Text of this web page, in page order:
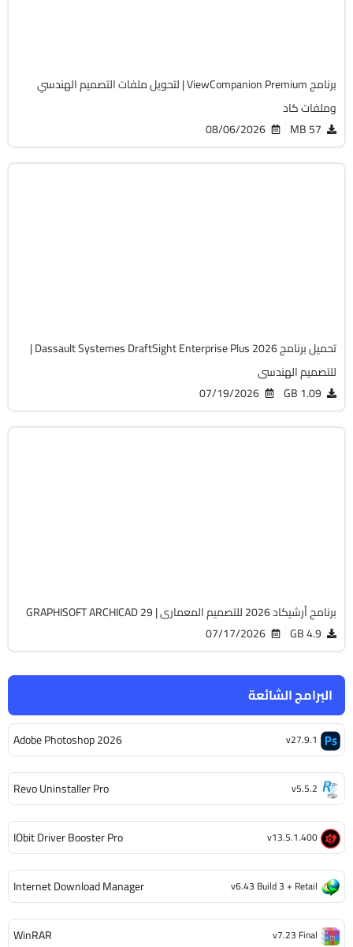
البرامج الشائعة
Adobe Photoshop 2026 v27.9.1
Revo Uninstaller Pro v5.5.2
IObit Driver Booster Pro v13.5.1.400
Internet Download Manager v6.43 Build 3 + Retail
WinRAR v7.23 Final
برنامج ViewCompanion Premium | لتحويل ملفات التصميم الهندسي
وملفات كاد
57 MB
08/06/2026
تحميل برنامج Dassault Systemes DraftSight Enterprise Plus 2026 |
للتصميم الهندسى
1.09 GB
07/19/2026
برنامج أرشيكاد 2026 للتصميم المعمارى | GRAPHISOFT ARCHICAD 29
4.9 GB
07/17/2026